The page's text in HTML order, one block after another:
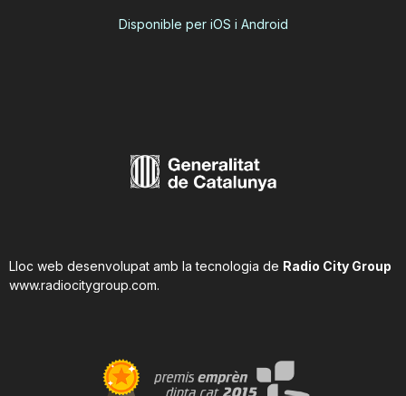
Disponible per iOS i Android
Lloc web desenvolupat amb la tecnologia de Radio City Group
www.radiocitygroup.com.